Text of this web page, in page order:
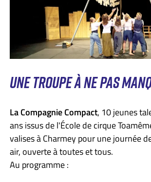
UNE TROUPE À NE PAS
La Compagnie Compact, 10 jeunes
ans issus de l'École de cirque
valises à Charmey pour une journée
air, ouverte à toutes et tous.
Au programme :